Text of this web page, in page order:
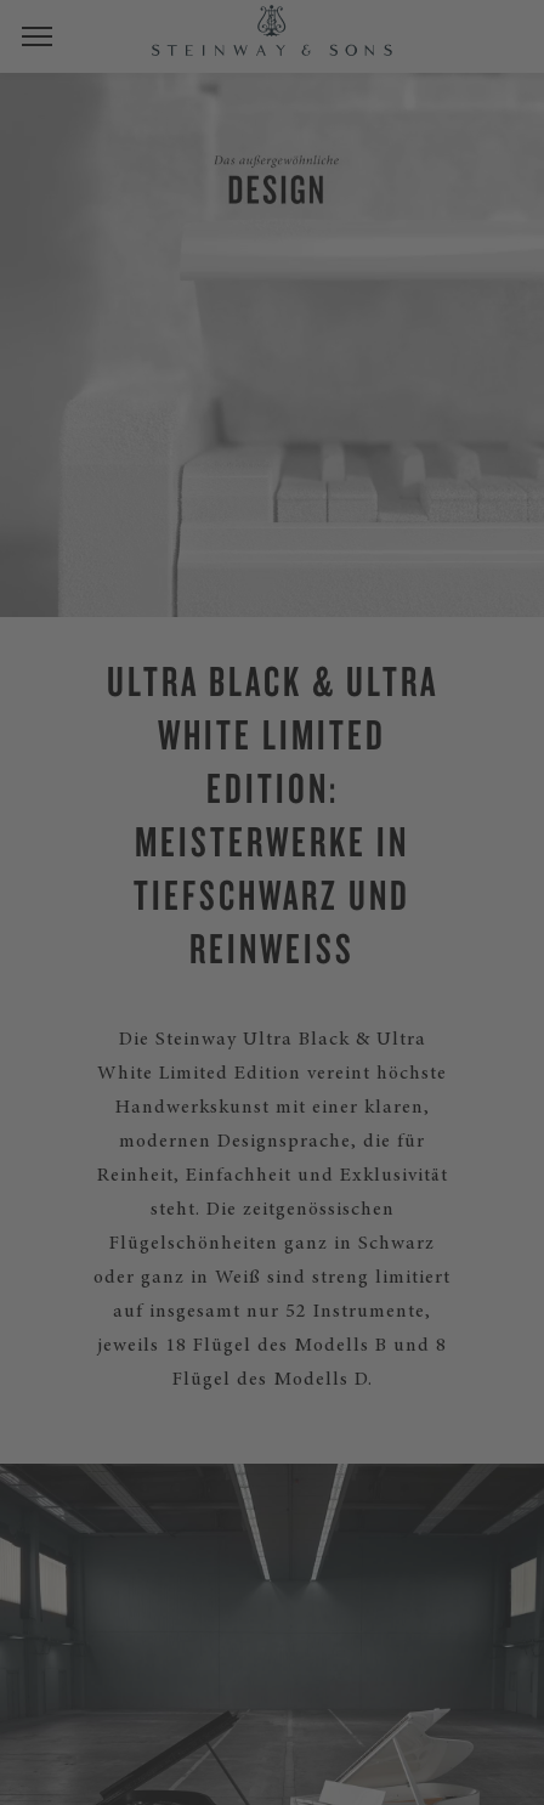
ULTRA BLACK & ULTRA
WHITE LIMITED
EDITION:
MEISTERWERKE IN
TIEFSCHWARZ UND
REINWEISS
Die Steinway Ultra Black & Ultra
White Limited Edition vereint höchste
Handwerkskunst mit einer klaren,
modernen Designsprache, die für
Reinheit, Einfachheit und Exklusivität
steht. Die zeitgenössischen
Flügelschönheiten ganz in Schwarz
oder ganz in Weiß sind streng limitiert
auf insgesamt nur 52 Instrumente,
jeweils 18 Flügel des Modells B und 8
Flügel des Modells D.